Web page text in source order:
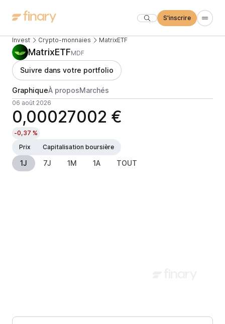
S'inscrire
Invest Crypto-monnaies MatrixETF
MatrixETFMDF
Suivre dans votre portfolio
GraphiqueÀ proposMarchés
06 août 2026
0,00027002 €
-0,37 %
Prix
Capitalisation boursière
1J 7J 1M 1A TOUT